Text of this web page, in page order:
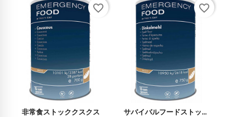
非常食ストッククスクス
favorite_border
サバイバルフードストック スペルト小麦
favorite_border